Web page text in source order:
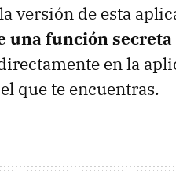
versión de esta
una función
en la
que te encuentras.